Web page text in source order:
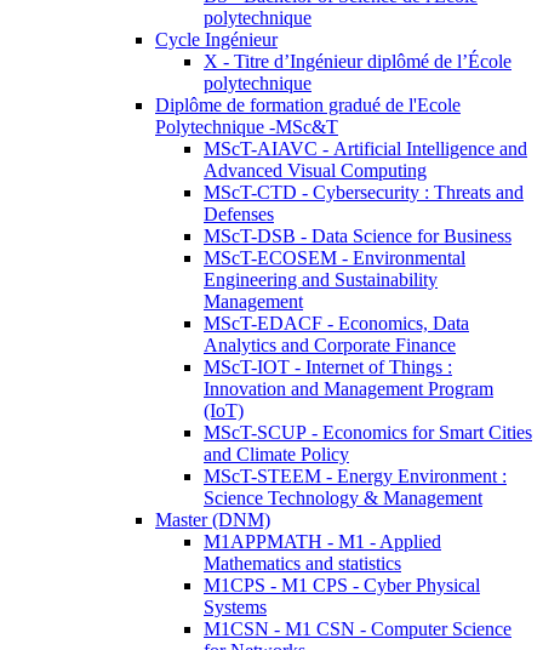
polytechnique
Cycle Ingénieur
X - Titre d’Ingénieur diplômé de l’École
polytechnique
Diplôme de formation gradué de l'Ecole
Polytechnique -MSc&T
MScT-AIAVC - Artificial Intelligence and
Advanced Visual Computing
MScT-CTD - Cybersecurity : Threats and
Defenses
MScT-DSB - Data Science for Business
MScT-ECOSEM - Environmental
Engineering and Sustainability
Management
MScT-EDACF - Economics, Data
Analytics and Corporate Finance
MScT-IOT - Internet of Things :
Innovation and Management Program
(IoT)
MScT-SCUP - Economics for Smart Cities
and Climate Policy
MScT-STEEM - Energy Environment :
Science Technology & Management
Master (DNM)
M1APPMATH - M1 - Applied
Mathematics and statistics
M1CPS - M1 CPS - Cyber Physical
Systems
M1CSN - M1 CSN - Computer Science